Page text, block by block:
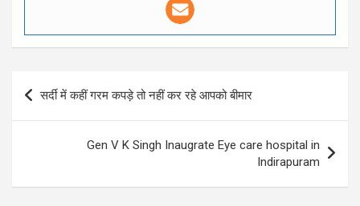
Post
navigation
सर्दी में कहीं गरम कपड़े तो नहीं कर रहे आपको बीमार
Gen V K Singh Inaugrate Eye care hospital in
Indirapuram